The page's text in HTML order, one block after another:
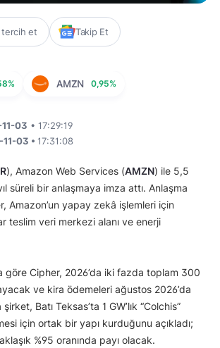
tercih et Takip Et
AMZN 0,95%
03 • 17:29:19
11-03 • 17:31:08
), Amazon Web Services (AMZN) ile 5,5
süreli bir anlaşmaya imza attı. Anlaşma
Amazon’un yapay zekâ işlemleri için
teslim veri merkezi alanı ve enerji
göre Cipher, 2026’da iki fazda toplam 300
ve kira ödemeleri ağustos 2026’da
Batı Teksas’ta 1 GW’lık “Colchis”
için ortak bir yapı kurduğunu açıkladı;
%95 oranında payı olacak.